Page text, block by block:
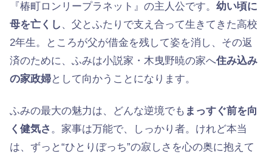
『椿町ロンリープラネット』の主人公です。 幼い頃に
母を亡くし 、父とふたりで支え合って生きてきた高校
2年生。ところが父が借金を残して姿を消し、その返
済のために、ふみは小説家・木曳野暁の家へ住み込み
の家政婦として向かうことになります。
ふみの最大の魅力は、どんな逆境でも まっすぐ前を向
く健気さ 。家事は万能で、しっかり者。けれど本当
は、ずっと“ひとりぼっち”の寂しさを心の奥に抱えて